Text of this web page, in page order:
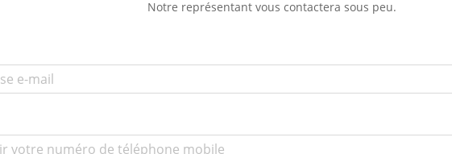
Notre représentant vous contactera sous peu.